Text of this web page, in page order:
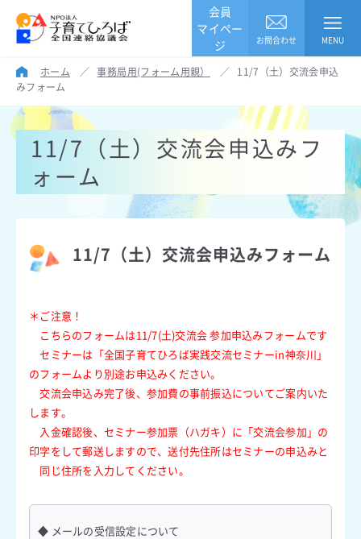
会員
マイペー
ジ
お問合わせ MENU
ホーム ／ 事務局用(フォーム用親） ／ 11/7（土）交流会申込
みフォーム
11/7（土）交流会申込みフ
ォーム
11/7（土）交流会申込みフォーム
＊ご注意！
こちらのフォームは11/7(土)交流会 参加申込みフォームです
セミナーは「全国子育てひろば実践交流セミナーin神奈川」
のフォームより別途お申込みください。
交流会申込み完了後、参加費の事前振込についてご案内いた
します。
入金確認後、セミナー参加票（ハガキ）に「交流会参加」の
印字をして郵送しますので、送付先住所はセミナーの申込みと
同じ住所を入力してください。
◆ メールの受信設定について